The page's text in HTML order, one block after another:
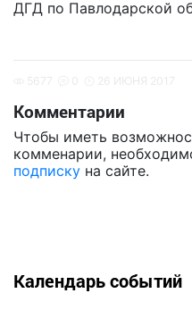
ДГД по Павлодарской
Комментарии
Чтобы иметь
комменарии,
подписку на сайте.
Календарь событий